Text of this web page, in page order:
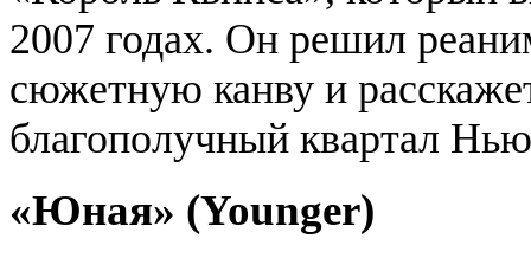
2007 годах. Он решил
сюжетную канву и
благополучный квартал
«Юная» (Younger)